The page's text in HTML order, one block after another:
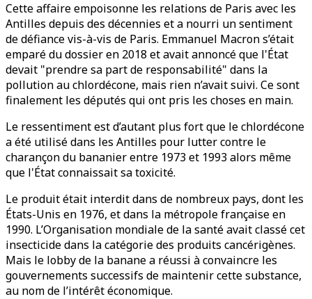
Cette affaire empoisonne les relations de Paris avec les
Antilles depuis des décennies et a nourri un sentiment
de défiance vis-à-vis de Paris. Emmanuel Macron s’était
emparé du dossier en 2018 et avait annoncé que l'État
devait "prendre sa part de responsabilité" dans la
pollution au chlordécone, mais rien n’avait suivi. Ce sont
finalement les députés qui ont pris les choses en main.
Le ressentiment est d’autant plus fort que le chlordécone
a été utilisé dans les Antilles pour lutter contre le
charançon du bananier entre 1973 et 1993 alors même
que l'État connaissait sa toxicité.
Le produit était interdit dans de nombreux pays, dont les
États-Unis en 1976, et dans la métropole française en
1990. L’Organisation mondiale de la santé avait classé cet
insecticide dans la catégorie des produits cancérigènes.
Mais le lobby de la banane a réussi à convaincre les
gouvernements successifs de maintenir cette substance,
au nom de l’intérêt économique.